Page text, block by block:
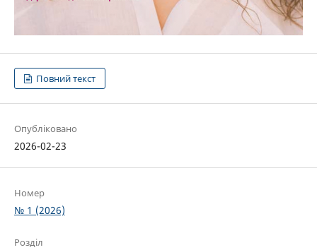
Повний текст
Опубліковано
2026-02-23
Номер
№ 1 (2026)
Розділ